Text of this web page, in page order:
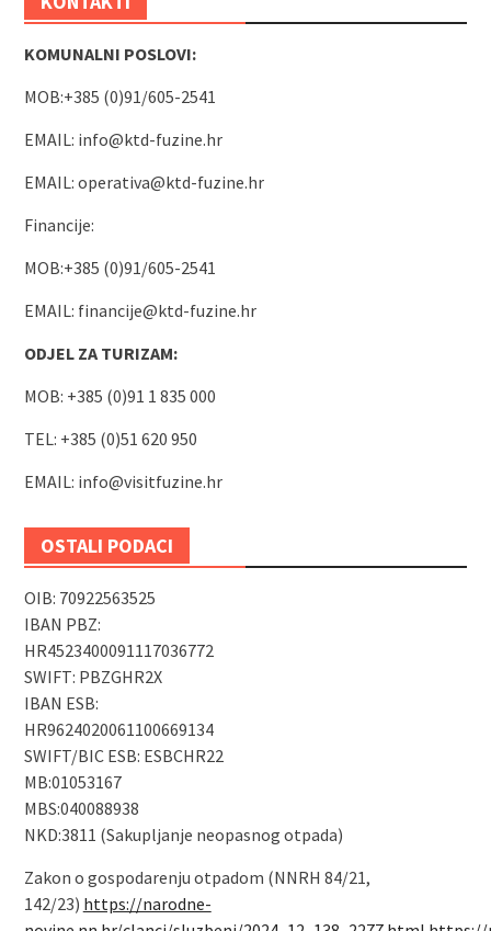
KOMUNALNI POSLOVI:
MOB:+385 (0)91/605-2541
EMAIL: info@ktd-fuzine.hr
EMAIL: operativa@ktd-fuzine.hr
Financije:
MOB:+385 (0)91/605-2541
EMAIL: financije@ktd-fuzine.hr
ODJEL ZA TURIZAM:
MOB: +385 (0)91 1 835 000
TEL: +385 (0)51 620 950
EMAIL: info@visitfuzine.hr
OSTALI PODACI
OIB: 70922563525
IBAN PBZ:
HR4523400091117036772
SWIFT: PBZGHR2X
IBAN ESB:
HR9624020061100669134
SWIFT/BIC ESB: ESBCHR22
MB:01053167
MBS:040088938
NKD:3811 (Sakupljanje neopasnog otpada)
Zakon o gospodarenju otpadom (NNRH 84/21,
142/23) https://narodne-